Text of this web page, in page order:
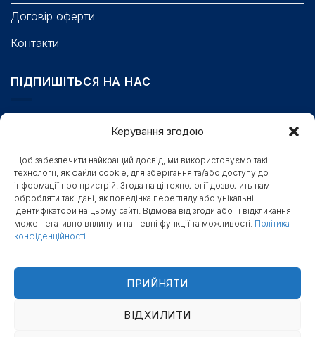
Керування згодою
Щоб забезпечити найкращий досвід, ми використовуємо такі
технології, як файли cookie, для зберігання та/або доступу до
інформації про пристрій. Згода на ці технології дозволить нам
обробляти такі дані, як поведінка перегляду або унікальні
ідентифікатори на цьому сайті. Відмова від згоди або її відкликання
може негативно вплинути на певні функції та можливості. Політика
конфіденційності
ПРИЙНЯТИ
ВІДХИЛИТИ
Договір оферти
Контакти
ПІДПИШІТЬСЯ НА НАС
Поле обов’язкове для заповнення.
Станьте першими, хто отримає бонуси, новини та
доступ до секретних знижок
ПІДПИСАТИСЯ